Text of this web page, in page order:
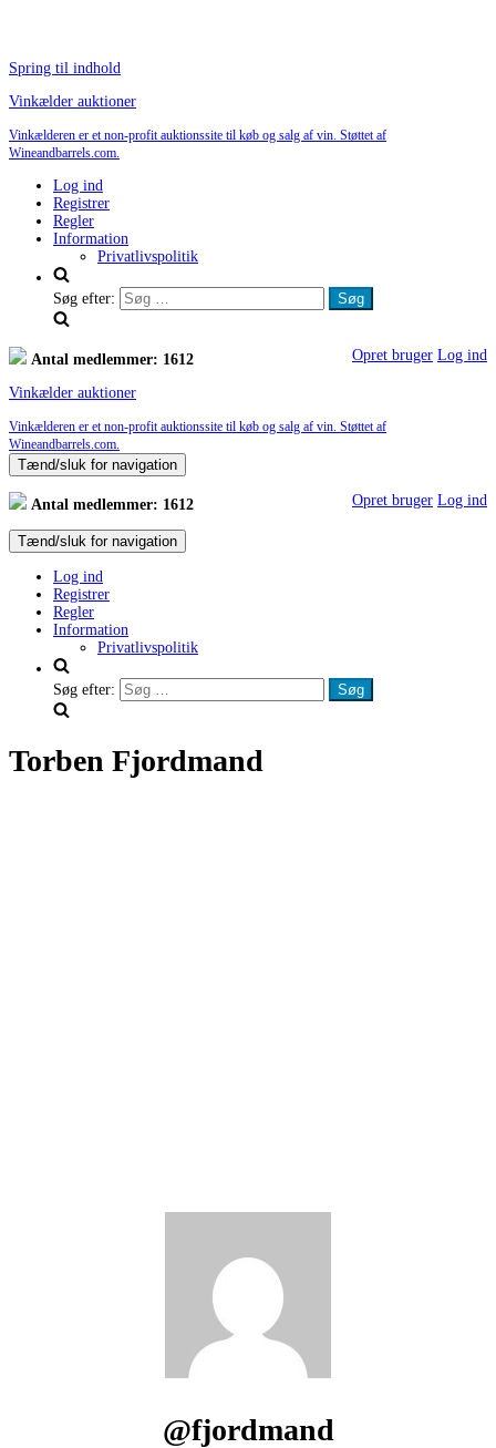
Spring til indhold
Vinkælder auktioner
Vinkælderen er et non-profit auktionssite til køb og salg af vin. Støttet af
Wineandbarrels.com.
Log ind
Registrer
Regler
Information
Privatlivspolitik
Søg efter:
Antal medlemmer: 1612 Opret bruger Log ind
Vinkælder auktioner
Vinkælderen er et non-profit auktionssite til køb og salg af vin. Støttet af
Wineandbarrels.com.
Tænd/sluk for navigation
Antal medlemmer: 1612 Opret bruger Log ind
Tænd/sluk for navigation
Log ind
Registrer
Regler
Information
Privatlivspolitik
Søg efter:
Torben Fjordmand
@fjordmand